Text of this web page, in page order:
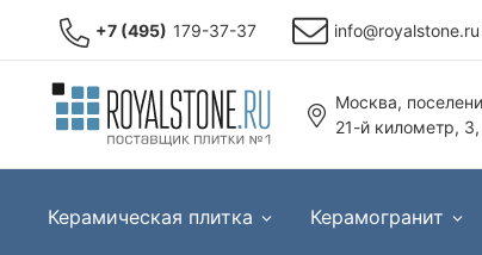
+7 (495) 179-37-37 info@royalstone.ru
Москва,
21-й километр,
Керамическая плитка Керамогранит